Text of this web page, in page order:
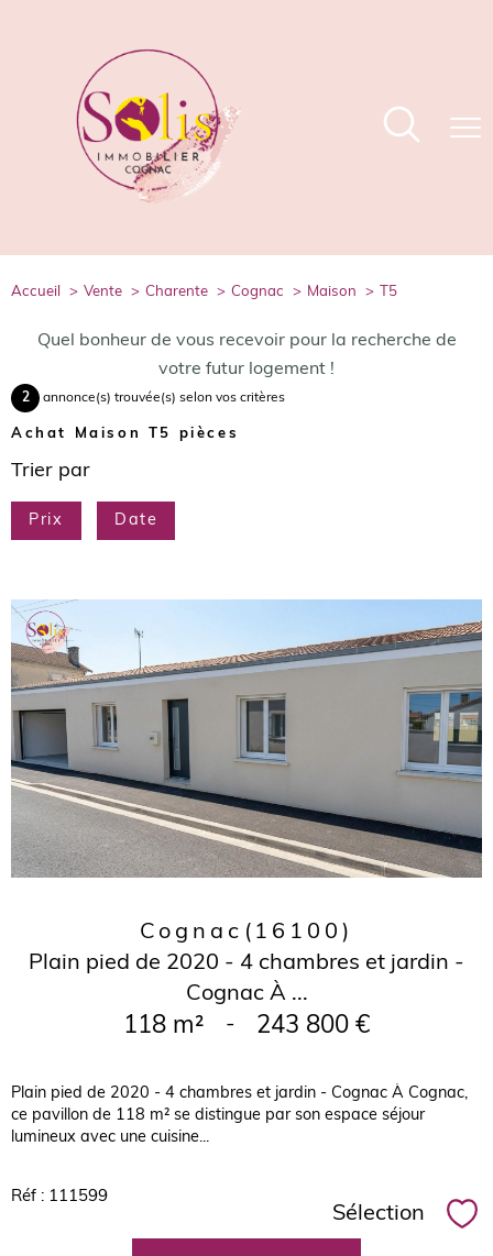
accueil vente charente cognac maison t5
Quel bonheur de vous recevoir pour la recherche de
votre futur logement !
2 annonce(s) trouvée(s) selon vos critères
Achat Maison T5 pièces
Trier par
Prix Date
Cognac (16100)
Plain pied de 2020 - 4 chambres et jardin -
Cognac À ...
118 m² - 243 800 €
Plain pied de 2020 - 4 chambres et jardin - Cognac À Cognac,
ce pavillon de 118 m² se distingue par son espace séjour
lumineux avec une cuisine...
Réf : 111599
Sélection